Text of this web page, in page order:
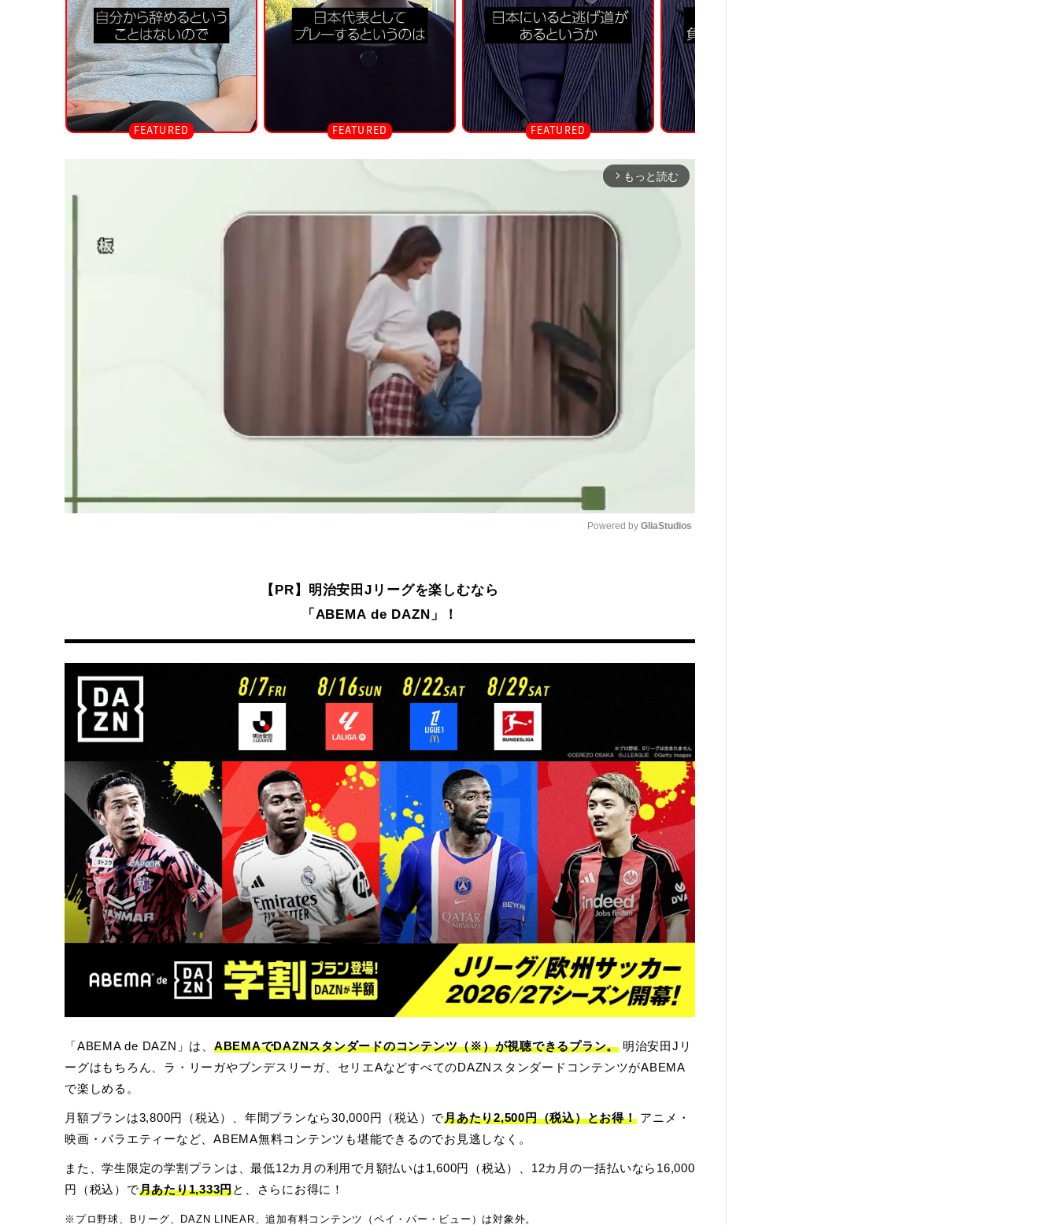
arrow_forward_ios もっと読む
Powered by GliaStudios
【PR】明治安田Jリーグを楽しむなら
「ABEMA de DAZN」！
「ABEMA de DAZN」は、 ABEMAでDAZNスタンダードのコンテンツ（※）が視聴できるプラン。 明治安田Jリ
ーグはもちろん、ラ・リーガやブンデスリーガ、セリエAなどすべてのDAZNスタンダードコンテンツがABEMA
で楽しめる。
月額プランは3,800円（税込）、年間プランなら30,000円（税込）で月あたり2,500円（税込）とお得！アニメ・
映画・バラエティーなど、ABEMA無料コンテンツも堪能できるのでお見逃しなく。
また、学生限定の学割プランは、最低12カ月の利用で月額払いは1,600円（税込）、12カ月の一括払いなら16,000
円（税込）で月あたり1,333円と、さらにお得に！
※プロ野球、Bリーグ、DAZN LINEAR、追加有料コンテンツ（ペイ・パー・ビュー）は対象外。